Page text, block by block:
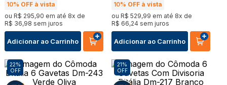
10% OFF à vista
ou R$ 295,90 em até 8x de
R$ 36,98 sem juros
Adicionar ao Carrinho
10% OFF à vista
ou R$ 529,99 em até 8x de
R$ 66,24 sem juros
Adicionar ao Carrinho
22%
OFF
21%
OFF